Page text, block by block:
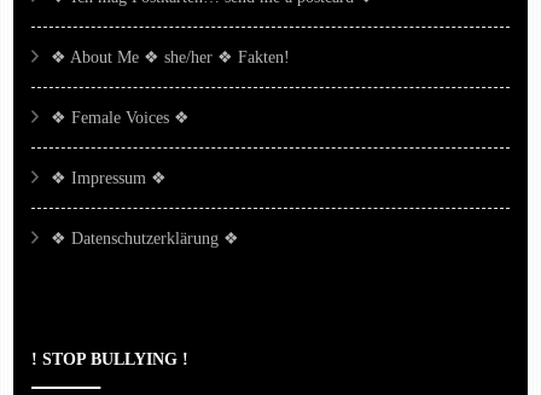
❖ About Me ❖ she/her ❖ Fakten!
❖ Female Voices ❖
❖ Impressum ❖
❖ Datenschutzerklärung ❖
! STOP BULLYING !